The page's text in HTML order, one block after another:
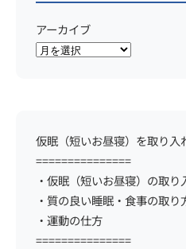
アーカイブ
仮眠（短いお昼寝）を取り入
===============
・仮眠（短いお昼寝）の取り
・質の良い睡眠・食事の取り
・運動の仕方
===============